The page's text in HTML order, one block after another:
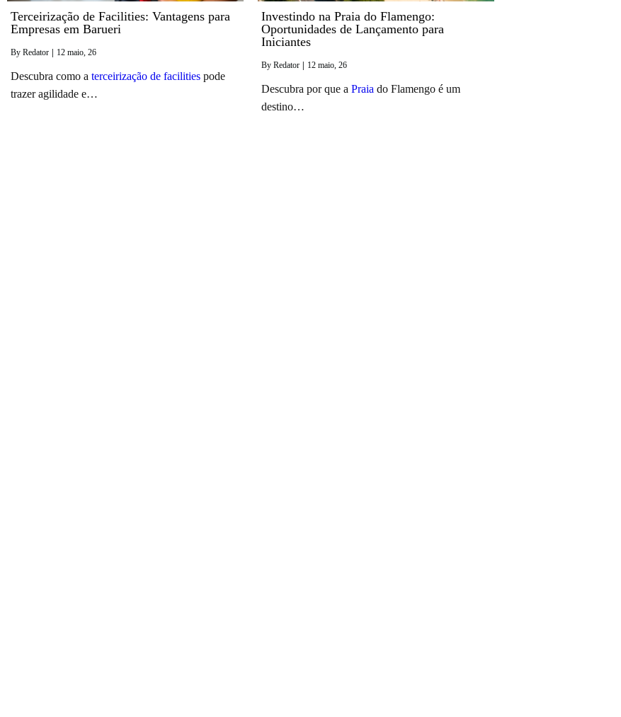
Terceirização de Facilities: Vantagens para
Empresas em Barueri
By Redator | 12 maio, 26
Descubra como a terceirização de facilities pode
trazer agilidade e…
Investindo na Praia do Flamengo:
Oportunidades de Lançamento para
Iniciantes
By Redator | 12 maio, 26
Descubra por que a Praia do Flamengo é um
destino…